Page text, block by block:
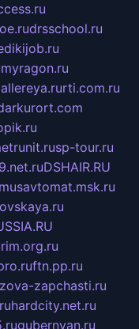
drsschool.ru
myragon.ru
rti.com.ru
sp-tour.ru
DSHAIR.RU
musavtomat.msk.ru
rim.org.ru
ftn.pp.ru
zapchasti.ru
hardcity.net.ru
gubernyan.ru